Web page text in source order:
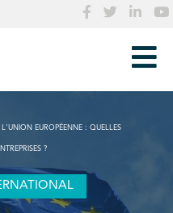
L'UNION EUROPÉENNE : QUELLES
?